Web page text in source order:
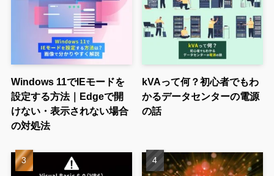
Windows 11でIEモードを
設定する方法｜Edgeで開
けない・表示されない場合
の対処法
kVAって何？初心者でもわ
かるデータセンターの電源
の話